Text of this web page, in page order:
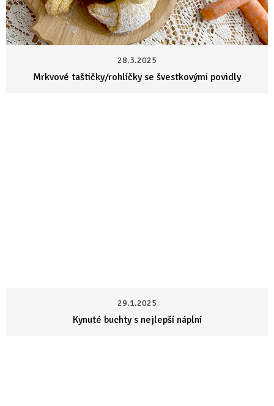
á
n
Mrkvové taštičky/rohlíčky se švestkovými povidly
28.3.2025
Kynuté buchty s nejlepší náplní
29.1.2025